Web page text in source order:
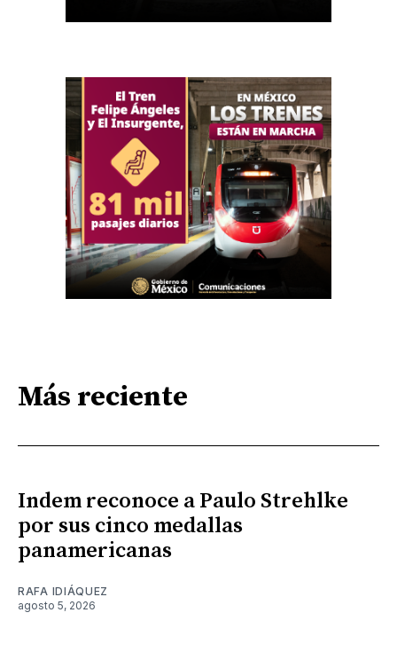
Más reciente
Indem reconoce a Paulo Strehlke
por sus cinco medallas
panamericanas
RAFA IDIÁQUEZ
agosto 5, 2026